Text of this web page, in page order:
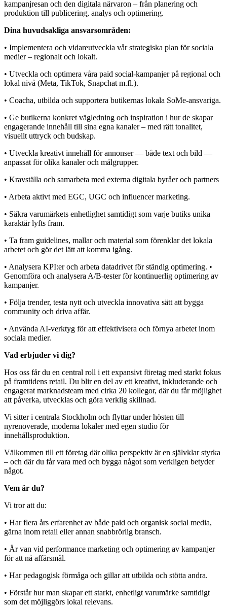
kampanjresan och den digitala närvaron – från planering och
produktion till publicering, analys och optimering.
Dina huvudsakliga ansvarsområden:
• Implementera och vidareutveckla vår strategiska plan för sociala
medier – regionalt och lokalt.
• Utveckla och optimera våra paid social-kampanjer på regional och
lokal nivå (Meta, TikTok, Snapchat m.fl.).
• Coacha, utbilda och supportera butikernas lokala SoMe-ansvariga.
• Ge butikerna konkret vägledning och inspiration i hur de skapar
engagerande innehåll till sina egna kanaler – med rätt tonalitet,
visuellt uttryck och budskap.
• Utveckla kreativt innehåll för annonser — både text och bild —
anpassat för olika kanaler och målgrupper.
• Kravställa och samarbeta med externa digitala byråer och partners
• Arbeta aktivt med EGC, UGC och influencer marketing.
• Säkra varumärkets enhetlighet samtidigt som varje butiks unika
karaktär lyfts fram.
• Ta fram guidelines, mallar och material som förenklar det lokala
arbetet och gör det lätt att komma igång.
• Analysera KPI:er och arbeta datadrivet för ständig optimering. •
Genomföra och analysera A/B-tester för kontinuerlig optimering av
kampanjer.
• Följa trender, testa nytt och utveckla innovativa sätt att bygga
community och driva affär.
• Använda AI-verktyg för att effektivisera och förnya arbetet inom
sociala medier.
Vad erbjuder vi dig?
Hos oss får du en central roll i ett expansivt företag med starkt fokus
på framtidens retail. Du blir en del av ett kreativt, inkluderande och
engagerat marknadsteam med cirka 20 kollegor, där du får möjlighet
att påverka, utvecklas och göra verklig skillnad.
Vi sitter i centrala Stockholm och flyttar under hösten till
nyrenoverade, moderna lokaler med egen studio för
innehållsproduktion.
Välkommen till ett företag där olika perspektiv är en självklar styrka
– och där du får vara med och bygga något som verkligen betyder
något.
Vem är du?
Vi tror att du:
• Har flera års erfarenhet av både paid och organisk social media,
gärna inom retail eller annan snabbrörlig bransch.
• Är van vid performance marketing och optimering av kampanjer
för att nå affärsmål.
• Har pedagogisk förmåga och gillar att utbilda och stötta andra.
• Förstår hur man skapar ett starkt, enhetligt varumärke samtidigt
som det möjliggörs lokal relevans.